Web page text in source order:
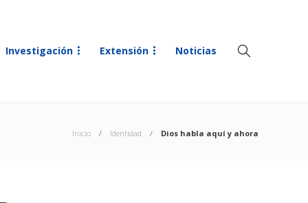
Investigación Extensión Noticias
Inicio Identidad Dios habla aquí y ahora